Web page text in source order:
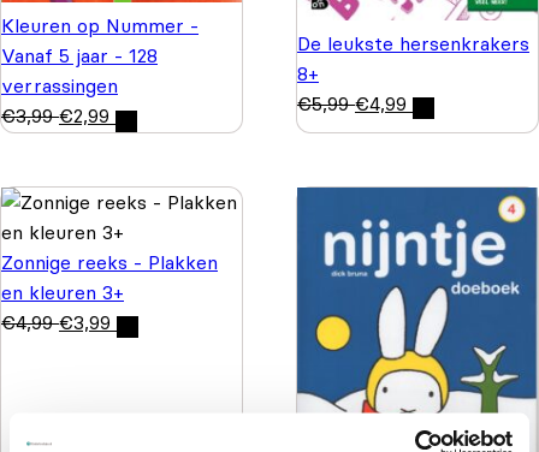
Kleuren op Nummer -
Vanaf 5 jaar - 128
verrassingen
€3,99 €2,99
De leukste hersenkrakers
8+
€5,99 €4,99
Zonnige reeks - Plakken
en kleuren 3+
€4,99 €3,99